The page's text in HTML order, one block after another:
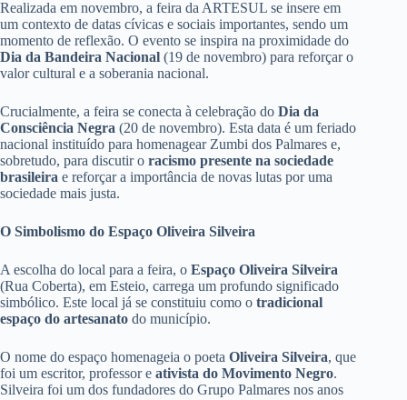
Realizada em novembro, a feira da ARTESUL se insere em
um contexto de datas cívicas e sociais importantes, sendo um
momento de reflexão. O evento se inspira na proximidade do
Dia da Bandeira Nacional (19 de novembro) para reforçar o
valor cultural e a soberania nacional.
Crucialmente, a feira se conecta à celebração do Dia da
Consciência Negra (20 de novembro). Esta data é um feriado
nacional instituído para homenagear Zumbi dos Palmares e,
sobretudo, para discutir o racismo presente na sociedade
brasileira e reforçar a importância de novas lutas por uma
sociedade mais justa.
O Simbolismo do Espaço Oliveira Silveira
A escolha do local para a feira, o Espaço Oliveira Silveira
(Rua Coberta), em Esteio, carrega um profundo significado
simbólico. Este local já se constituiu como o tradicional
espaço do artesanato do município.
O nome do espaço homenageia o poeta Oliveira Silveira, que
foi um escritor, professor e ativista do Movimento Negro.
Silveira foi um dos fundadores do Grupo Palmares nos anos